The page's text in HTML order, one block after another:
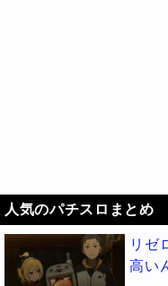
人気のパチスロまとめ
リゼ
高い